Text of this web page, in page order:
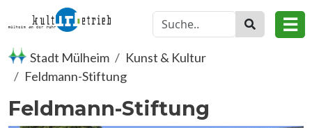
Direkt zum Inhalt
☰
Stadt Mülheim
Kunst & Kultur
Feldmann-Stiftung
Feldmann-Stiftung